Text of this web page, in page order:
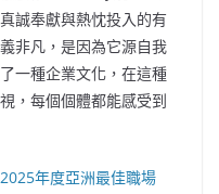
誠奉獻與熱忱投入的有
非凡，是因為它源自我
一種企業文化，在這種
，每個個體都能感受到
2025年度亞洲最佳職場